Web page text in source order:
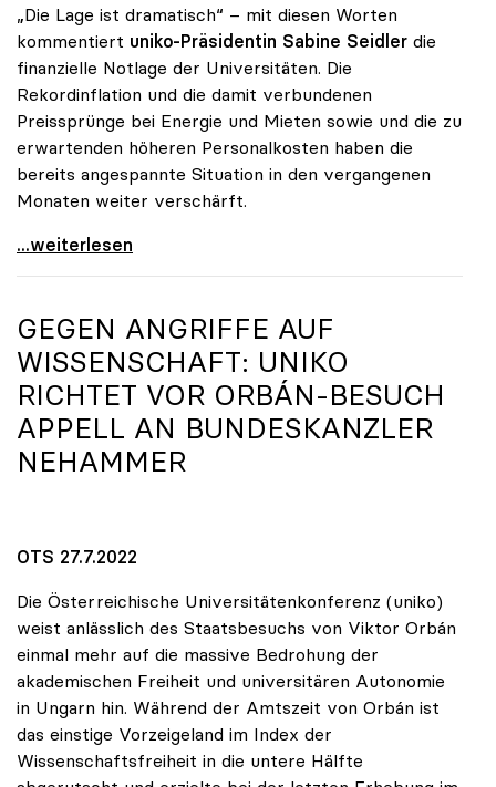
„Die Lage ist dramatisch“ – mit diesen Worten
kommentiert uniko-Präsidentin Sabine Seidler die
finanzielle Notlage der Universitäten. Die
Rekordinflation und die damit verbundenen
Preissprünge bei Energie und Mieten sowie und die zu
erwartenden höheren Personalkosten haben die
bereits angespannte Situation in den vergangenen
Monaten weiter verschärft.
Universitäten schlagen Alarm: Budgetloch hat sich
...weiterlesen
GEGEN ANGRIFFE AUF
WISSENSCHAFT: UNIKO
RICHTET VOR ORBÁN-BESUCH
APPELL AN BUNDESKANZLER
NEHAMMER
OTS 27.7.2022
Die Österreichische Universitätenkonferenz (uniko)
weist anlässlich des Staatsbesuchs von Viktor Orbán
einmal mehr auf die massive Bedrohung der
akademischen Freiheit und universitären Autonomie
in Ungarn hin. Während der Amtszeit von Orbán ist
das einstige Vorzeigeland im Index der
Wissenschaftsfreiheit in die untere Hälfte